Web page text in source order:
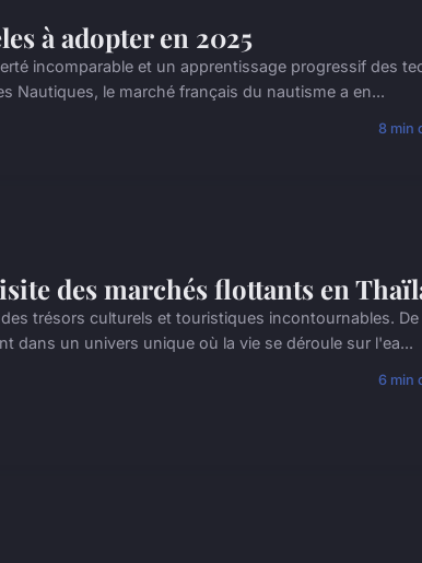
à adopter en 2025
incomparable et un apprentissage progressif des
Nautiques, le marché français du nautisme a en...
8 min
des marchés flottants en
trésors culturels et touristiques incontournables. De
dans un univers unique où la vie se déroule sur l'ea...
6 min